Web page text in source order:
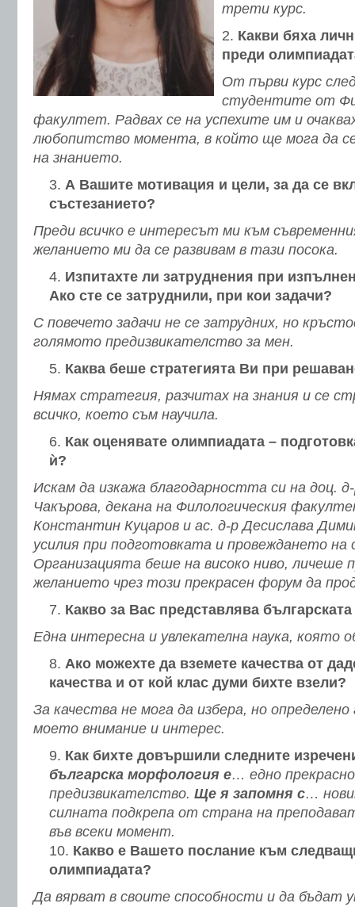
трети курс.
Какви бяха
преди
От първи курс
студентите от
факултет. Радвах се на успехите им и
любопитство момента, в който ще мога да
на знанието.
А Вашите мотивация и цели, за да се
състезанието?
Преди всичко е интересът ми към
желанието ми да се развивам в тази посока.
Изпитахте ли затруднения при
Ако сте се затруднили, при кои задачи?
С повечето задачи не се затрудних, но
голямото предизвикателство за мен.
Каква беше стратегията Ви при
Нямах стратегия, разчитах на знания и се
всичко, което съм научила.
Как оценявате олимпиадата –
ѝ?
Искам да изкажа благодарността си на доц.
Чакърова, декана на Филологическия
Константин Куцаров и ас. д-р Десислава
усилия при подготовката и провеждането на
Организацията беше на високо ниво, личеше
желанието чрез този прекрасен форум да
Какво за Вас представлява
Една интересна и увлекателна наука, която
Ако можехте да вземете качества от
качества и от кой клас думи бихте взели?
За качества не мога да избера, но
моето внимание и интерес.
Как бихте довършили следните
българска морфология е… едно
предизвикателство. Ще я запомня с…
силната подкрепа от страна на
във всеки момент.
Какво е Вашето послание към
олимпиадата?
Да вярват в своите способности и да бъдат